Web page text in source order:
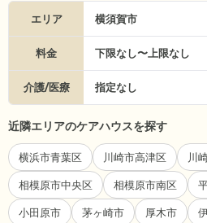
エリア 横須賀市
料金 下限なし〜上限なし
介護/医療 指定なし
近隣エリアのケアハウスを探す
横浜市青葉区 川崎市高津区 川
相模原市中央区 相模原市南区
小田原市 茅ヶ崎市 厚木市